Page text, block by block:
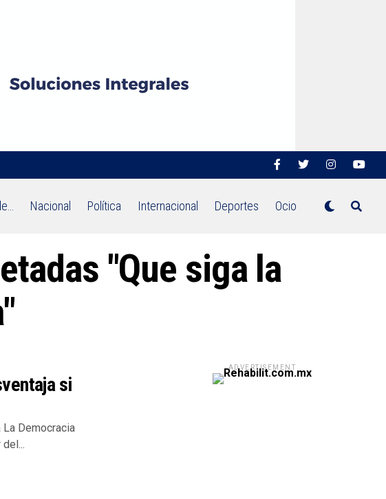
Nacional Política Internacional Deportes Ocio
"Que siga la
si
Democracia
ADVERTISEMENT